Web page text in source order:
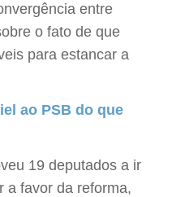
entre
o fato de que
para estancar a
ao PSB do que
19 deputados a ir
a favor da reforma,